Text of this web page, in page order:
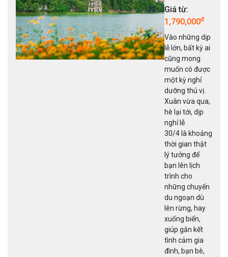
Giá từ:
1,790,000đ
Vào những dịp
lễ lớn, bất kỳ ai
cũng mong
muốn có được
một kỳ nghỉ
dưỡng thú vị.
Xuân vừa qua,
hè lại tới, dịp
nghỉ lễ
30/4 là khoảng
thời gian thật
lý tưởng để
bạn lên lịch
trình cho
những chuyến
du ngoạn dù
lên rừng, hay
xuống biển,
giúp gắn kết
tình cảm gia
đình, bạn bè,